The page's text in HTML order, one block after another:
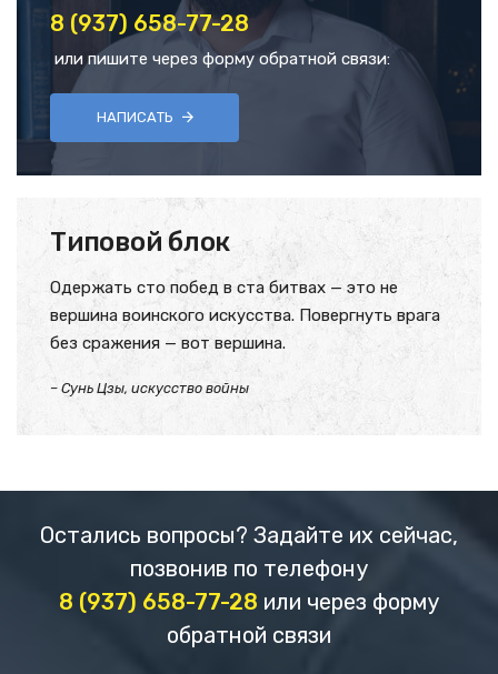
8 (937) 658-77-28
или пишите через форму обратной связи:
НАПИСАТЬ
Типовой блок
Одержать сто побед в ста битвах — это не
вершина воинского искусства. Повергнуть врага
без сражения — вот вершина.
– Сунь Цзы, искусство войны
Остались вопросы? Задайте их сейчас,
позвонив по телефону
8 (937) 658-77-28 или через форму
обратной связи